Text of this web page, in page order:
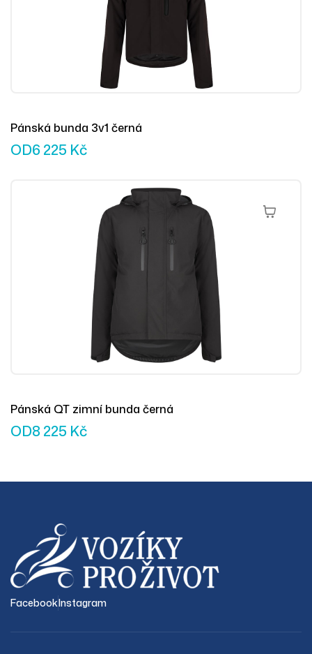
Pánská bunda 3v1 černá
OD6 225 Kč
Výběr
Pánská QT zimní bunda černá
OD8 225 Kč
FacebookInstagram